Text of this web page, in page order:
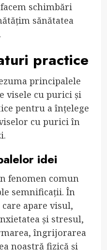
schimbări
sănătatea
practice
principalele
visele cu purici și
pentru a înțelege
cu purici în
idei
fenomen comun
semnificații. În
apare visul,
și stresul,
îngrijorarea
noastră fizică și